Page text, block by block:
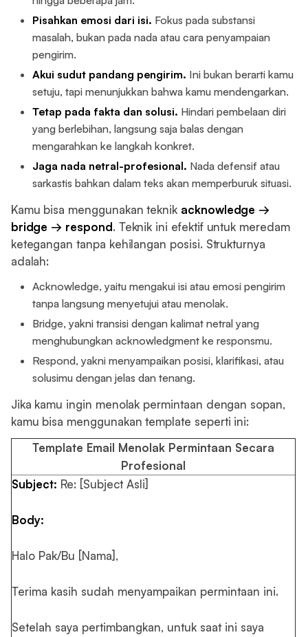
Pisahkan emosi dari isi. Fokus pada substansi
masalah, bukan pada nada atau cara penyampaian
pengirim.
Akui sudut pandang pengirim. Ini bukan berarti kamu
setuju, tapi menunjukkan bahwa kamu mendengarkan.
Tetap pada fakta dan solusi. Hindari pembelaan diri
yang berlebihan, langsung saja balas dengan
mengarahkan ke langkah konkret.
Jaga nada netral-profesional. Nada defensif atau
sarkastis bahkan dalam teks akan memperburuk situasi.
Kamu bisa menggunakan teknik acknowledge →
bridge → respond. Teknik ini efektif untuk meredam
ketegangan tanpa kehilangan posisi. Strukturnya
adalah:
Acknowledge, yaitu mengakui isi atau emosi pengirim
tanpa langsung menyetujui atau menolak.
Bridge, yakni transisi dengan kalimat netral yang
menghubungkan acknowledgment ke responsmu.
Respond, yakni menyampaikan posisi, klarifikasi, atau
solusimu dengan jelas dan tenang.
Jika kamu ingin menolak permintaan dengan sopan,
kamu bisa menggunakan template seperti ini:
Template Email Menolak Permintaan Secara
Profesional
Subject: Re: [Subject Asli]
Body:
Halo Pak/Bu [Nama],
Terima kasih sudah menyampaikan permintaan ini.
Setelah saya pertimbangkan, untuk saat ini saya